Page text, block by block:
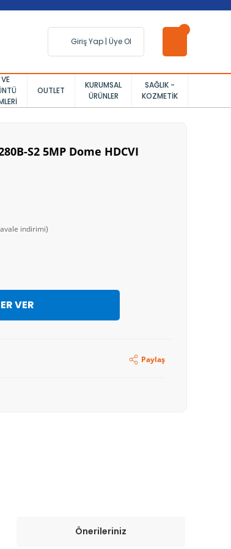
Giriş Yap | Üye Ol
OUTLET
KURUMSAL
ÜRÜNLER
SAĞLIK -
KOZMETIK
S2 5MP Dome HDCVI
indirimi)
VER
Paylaş
Önerileriniz